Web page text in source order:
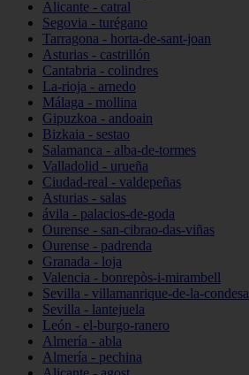
Alicante - catral
Segovia - turégano
Tarragona - horta-de-sant-joan
Asturias - castrillón
Cantabria - colindres
La-rioja - arnedo
Málaga - mollina
Gipuzkoa - andoain
Bizkaia - sestao
Salamanca - alba-de-tormes
Valladolid - urueña
Ciudad-real - valdepeñas
Asturias - salas
ávila - palacios-de-goda
Ourense - san-cibrao-das-viñas
Ourense - padrenda
Granada - loja
Valencia - bonrepòs-i-mirambell
Sevilla - villamanrique-de-la-condesa
Sevilla - lantejuela
León - el-burgo-ranero
Almería - abla
Almería - pechina